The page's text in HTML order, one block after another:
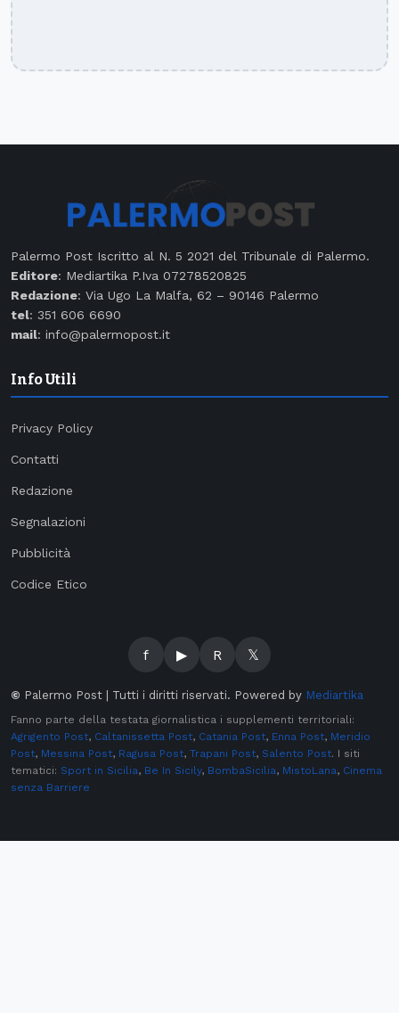
Palermo Post Iscritto al N. 5 2021 del Tribunale di Palermo.
Editore: Mediartika P.Iva 07278520825
Redazione: Via Ugo La Malfa, 62 – 90146 Palermo
tel: 351 606 6690
mail: info@palermopost.it
Info Utili
Privacy Policy
Contatti
Redazione
Segnalazioni
Pubblicità
Codice Etico
f ▶ R 𝕏
© Palermo Post | Tutti i diritti riservati. Powered by Mediartika
Fanno parte della testata giornalistica i supplementi territoriali:
Agrigento Post, Caltanissetta Post, Catania Post, Enna Post, Meridio
Post, Messina Post, Ragusa Post, Trapani Post, Salento Post. I siti
tematici: Sport in Sicilia, Be In Sicily, BombaSicilia, MistoLana, Cinema
senza Barriere